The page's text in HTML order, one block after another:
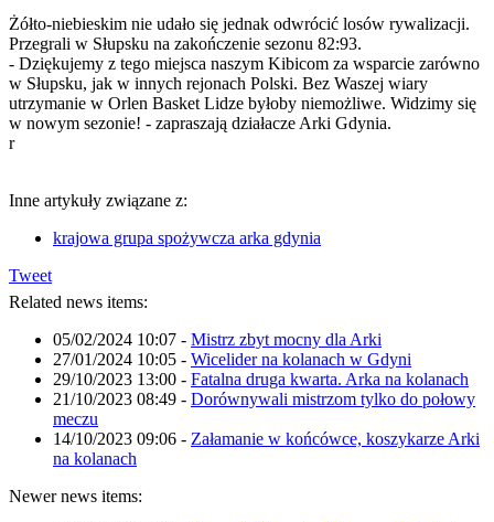
Żółto-niebieskim nie udało się jednak odwrócić losów rywalizacji.
Przegrali w Słupsku na zakończenie sezonu 82:93.
- Dziękujemy z tego miejsca naszym Kibicom za wsparcie zarówno
w Słupsku, jak w innych rejonach Polski. Bez Waszej wiary
utrzymanie w Orlen Basket Lidze byłoby niemożliwe. Widzimy się
w nowym sezonie! - zapraszają działacze Arki Gdynia.
r
Inne artykuły związane z:
krajowa grupa spożywcza arka gdynia
Tweet
Related news items:
05/02/2024 10:07 - Mistrz zbyt mocny dla Arki
27/01/2024 10:05 - Wicelider na kolanach w Gdyni
29/10/2023 13:00 - Fatalna druga kwarta. Arka na kolanach
21/10/2023 08:49 - Dorównywali mistrzom tylko do połowy
meczu
14/10/2023 09:06 - Załamanie w końcówce, koszykarze Arki
na kolanach
Newer news items: